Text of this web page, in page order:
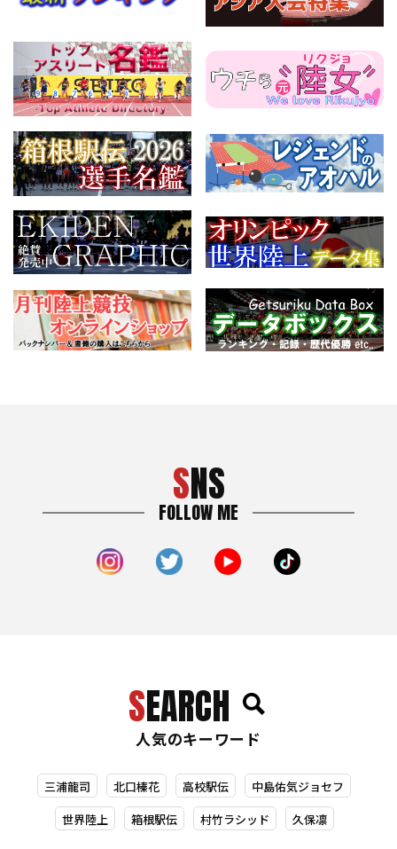
SNS
FOLLOW ME
SEARCH
人気のキーワード
三浦龍司 北口榛花 高校駅伝 中島佑気ジョセフ
世界陸上 箱根駅伝 村竹ラシッド 久保凛